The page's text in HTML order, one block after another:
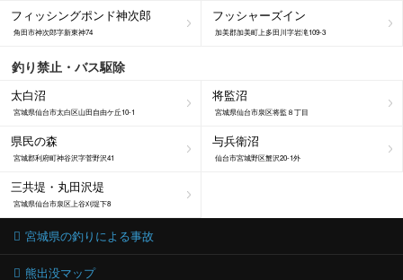
フィッシングポンド神次郎
角田市神次郎字新東神74
フッシャーズイン
加美郡加美町上多田川字岩滝109-3
釣り禁止・バス駆除
太白沼
宮城県仙台市太白区山田自由ケ丘10-1
将監沼
宮城県仙台市泉区将監８丁目
県民の森
宮城郡利府町神谷沢字菅野沢41
与兵衛沼
仙台市宮城野区蟹沢20-1外
三共堤・丸田沢堤
宮城県仙台市泉区上谷刈堤下8
宮城県の釣りによる事故
熊出没マップ